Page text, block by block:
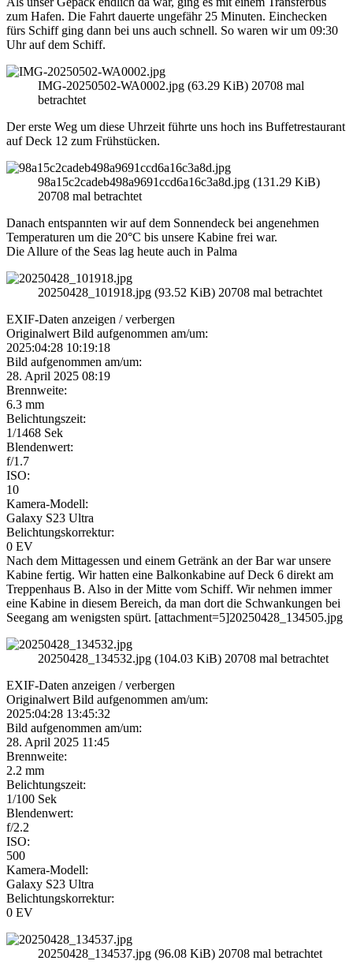
zum Hafen. Die Fahrt dauerte ungefähr 25 Minuten. Einchecken
fürs Schiff ging dann bei uns auch schnell. So waren wir um 09:30
Uhr auf dem Schiff.
IMG-20250502-WA0002.jpg (63.29 KiB) 20708 mal
betrachtet
Der erste Weg um diese Uhrzeit führte uns hoch ins Buffetrestaurant
auf Deck 12 zum Frühstücken.
98a15c2cadeb498a9691ccd6a16c3a8d.jpg (131.29 KiB)
20708 mal betrachtet
Danach entspannten wir auf dem Sonnendeck bei angenehmen
Temperaturen um die 20°C bis unsere Kabine frei war.
Die Allure of the Seas lag heute auch in Palma
20250428_101918.jpg (93.52 KiB) 20708 mal betrachtet
EXIF-Daten anzeigen / verbergen
Originalwert Bild aufgenommen am/um:
2025:04:28 10:19:18
Bild aufgenommen am/um:
28. April 2025 08:19
Brennweite:
6.3 mm
Belichtungszeit:
1/1468 Sek
Blendenwert:
f/1.7
ISO:
10
Kamera-Modell:
Galaxy S23 Ultra
Belichtungskorrektur:
0 EV
Nach dem Mittagessen und einem Getränk an der Bar war unsere
Kabine fertig. Wir hatten eine Balkonkabine auf Deck 6 direkt am
Treppenhaus B. Also in der Mitte vom Schiff. Wir nehmen immer
eine Kabine in diesem Bereich, da man dort die Schwankungen bei
Seegang am wenigsten spürt. [attachment=5]20250428_134505.jpg
20250428_134532.jpg (104.03 KiB) 20708 mal betrachtet
EXIF-Daten anzeigen / verbergen
Originalwert Bild aufgenommen am/um:
2025:04:28 13:45:32
Bild aufgenommen am/um:
28. April 2025 11:45
Brennweite:
2.2 mm
Belichtungszeit:
1/100 Sek
Blendenwert:
f/2.2
ISO:
500
Kamera-Modell:
Galaxy S23 Ultra
Belichtungskorrektur:
0 EV
20250428_134537.jpg (96.08 KiB) 20708 mal betrachtet